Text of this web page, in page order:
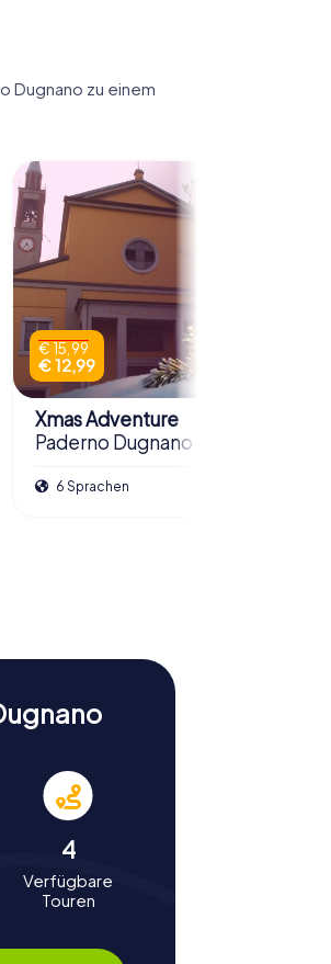
Dugnano zu einem
€ 15,99
€ 12,99
Xmas Adventure
Paderno Dugnano
6 Sprachen
4
Verfügbare
Touren